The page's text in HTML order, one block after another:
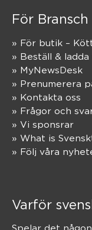
För Bransch
» För butik –
» Beställ &
» MyNewsDesk
» Prenumerera
» Kontakta oss
» Frågor och
» Vi sponsrar
» What is
» Följ våra
Varför